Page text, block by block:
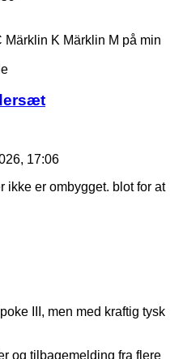
Märklin K Märklin M på min
17:06
ikke er ombygget. blot for at
III, men med kraftig tysk
og tilbagemelding fra flere